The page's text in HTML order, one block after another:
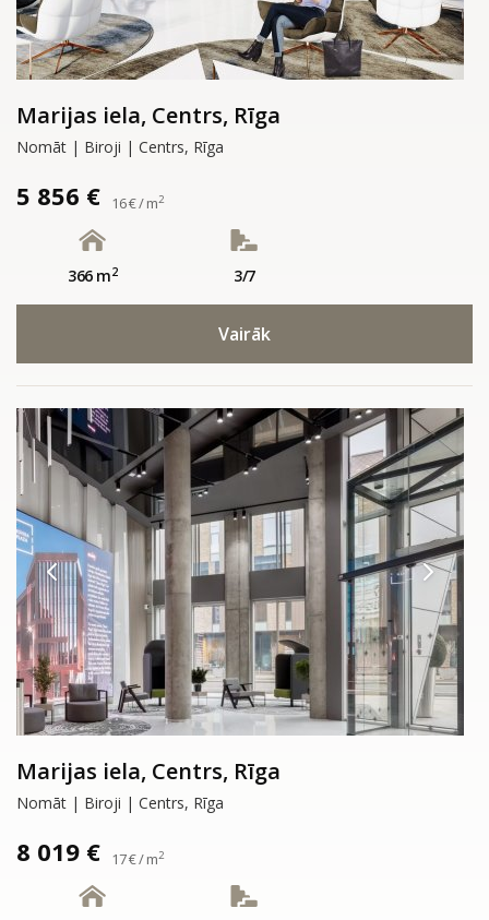
Marijas iela, Centrs, Rīga
Nomāt | Biroji | Centrs, Rīga
5 856 € 16 € / m2
366 m2 3/7
Vairāk
Marijas iela, Centrs, Rīga
Nomāt | Biroji | Centrs, Rīga
8 019 € 17 € / m2